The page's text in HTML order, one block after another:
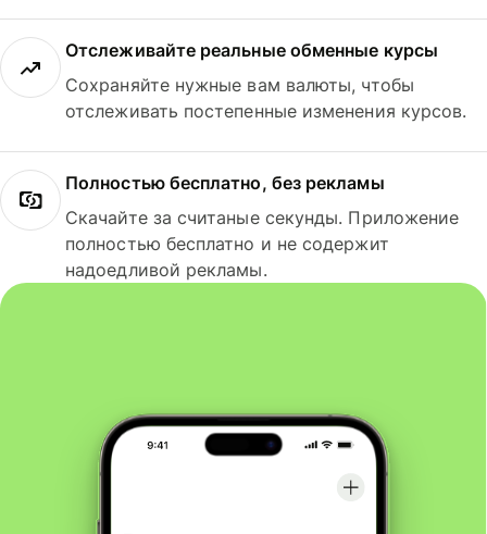
Отслеживайте реальные обменные курсы
Сохраняйте нужные вам валюты, чтобы
отслеживать постепенные изменения курсов.
Полностью бесплатно, без рекламы
Скачайте за считаные секунды. Приложение
полностью бесплатно и не содержит
надоедливой рекламы.